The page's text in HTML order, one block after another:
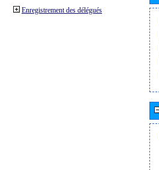
Enregistrement des délégués